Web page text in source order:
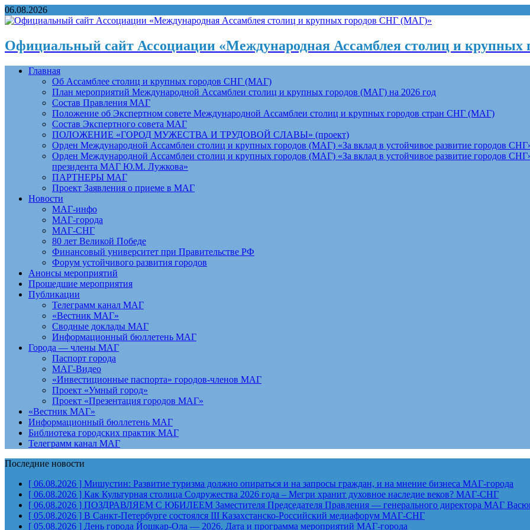
06.08.2026
Официальный сайт Ассоциации «Международная Ассамблея столиц и
Главная
Об Ассамблее столиц и крупных городов СНГ (МАГ)
План мероприятий Международной Ассамблеи столиц и крупных городов (МАГ) на 2026 год
Состав Правления МАГ
Положение об Экспертном совете Международной Ассамблеи столиц и крупных городов стран СНГ (МАГ)
Состав Экспертного совета МАГ
ПОЛОЖЕНИЕ «ГОРОД МУЖЕСТВА И ТРУДОВОЙ СЛАВЫ» (проект)
Орден Международной Ассамблеи столиц и крупных городов (МАГ) «За вклад в устойчивое развитие городов
Орден Международной Ассамблеи столиц и крупных городов (МАГ) «За вклад в устойчивое развитие городов
президента МАГ Ю.М. Лужкова»
ПАРТНЕРЫ МАГ
Проект Заявления о приеме в МАГ
Новости
МАГ-инфо
МАГ-города
МАГ-СНГ
80 лет Великой Победе
Финансовый университет при Правительстве РФ
Форум устойчивого развития городов
Анонсы мероприятий
Прошедшие мероприятия
Публикации
Телеграмм канал МАГ
«Вестник МАГ»
Сводные доклады МАГ
Информационный бюллетень МАГ
Города — члены МАГ
Паспорт города
МАГ-Видео
«Инвестиционные паспорта» городов-членов МАГ
Проект «Умный город»
Проект «Презентация городов МАГ»
«Вестник МАГ»
Информационный бюллетень МАГ
Библиотека городских практик МАГ
Телеграмм канал МАГ
Последние новости
[ 06.08.2026 ] Мишустин: Развитие туризма должно опираться и на запросы граждан, и на мнение бизнеса МАГ-города
[ 06.08.2026 ] Как Культурная столица Содружества 2026 года – Мегри хранит духовное наследие веков? МАГ-СНГ
[ 06.08.2026 ] ПОЗДРАВЛЯЕМ С ЮБИЛЕЕМ Заместителя Председателя Правления — генерального директора МАГ
[ 05.08.2026 ] В Санкт-Петербурге состоялся III Казахстанско-Российский медиафорум МАГ-СНГ
[ 05.08.2026 ] День города Йошкар-Ола — 2026. Дата и программа мероприятий МАГ-города